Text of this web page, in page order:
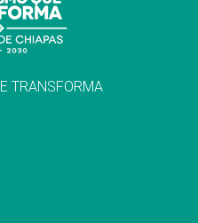
TRANSFORMA